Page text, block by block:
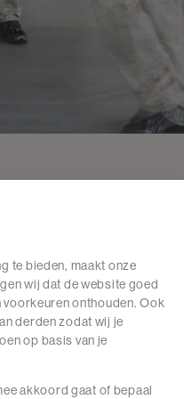
uur.
te bieden, maakt onze
wij dat de website goed
voorkeuren onthouden. Ook
derden zodat wij je
op basis van je
akkoord gaat of bepaal